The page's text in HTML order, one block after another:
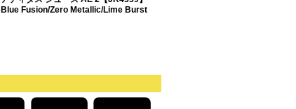
Blue Fusion/Zero Metallic/Lime Burst